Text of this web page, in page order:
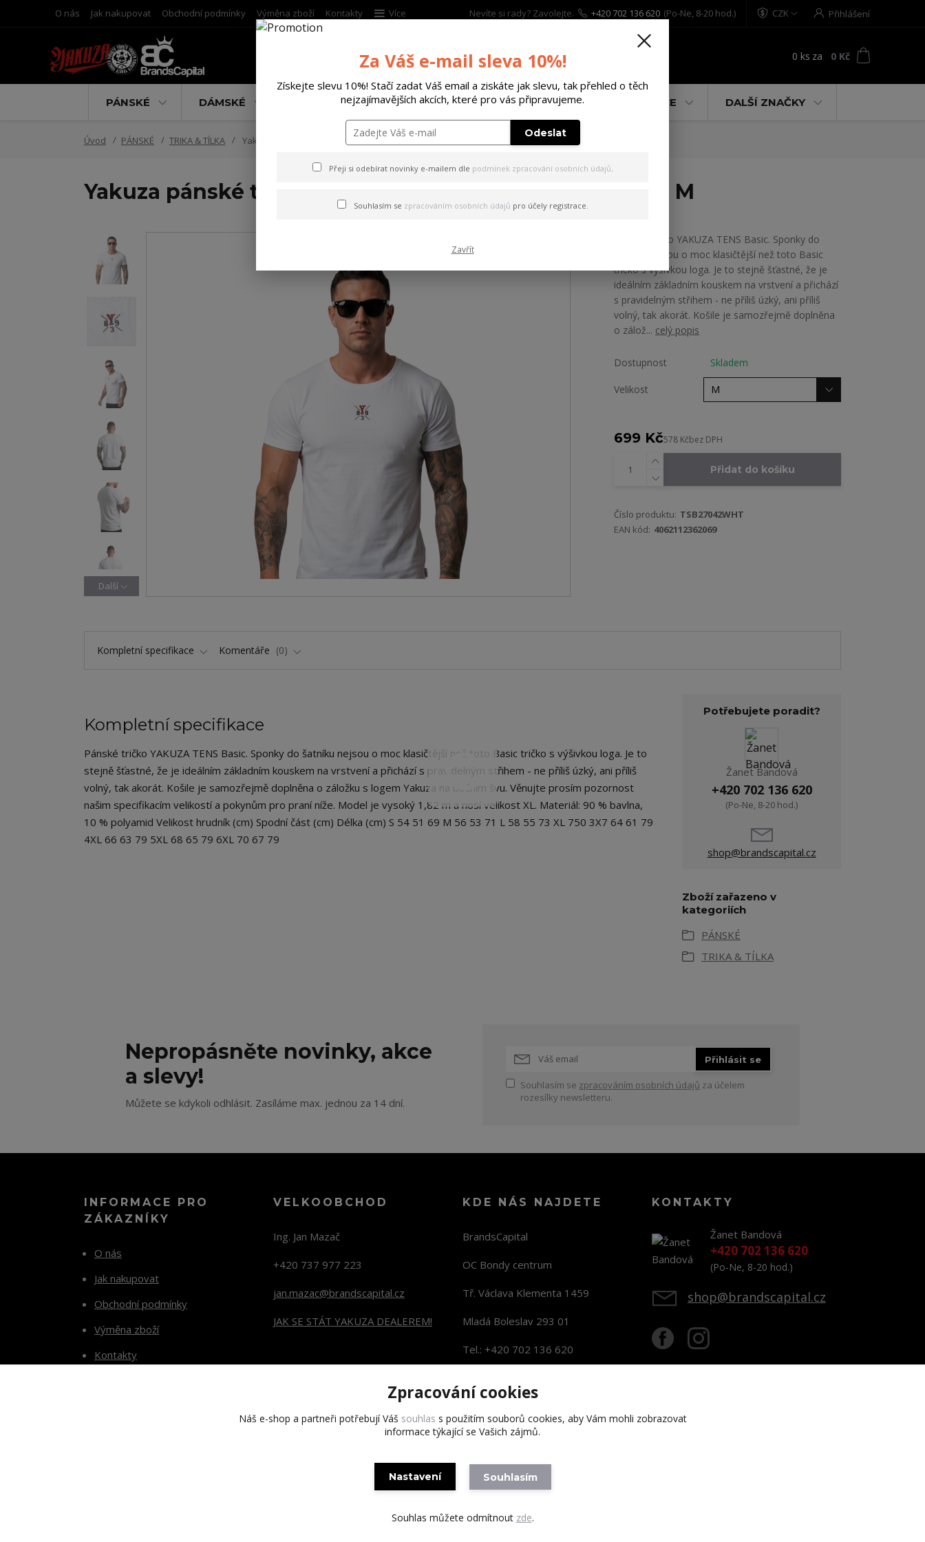
O nás Jak nakupovat Obchodní podmínky Výměna zboží Kontakty Více CZK Přihlášení
Nevíte si rady? Zavolejte. +420 702 136 620 (Po-Ne, 8-20 hod.)
0 ks za 0 Kč
PÁNSKÉ DÁMSKÉ DOPLŇKY DÁRKOVÉ POUKAZY % AKCE DALŠÍ ZNAČKY
Úvod PÁNSKÉ TRIKA & TÍLKA Yakuza pánské tričko Tens Regular Basic T-Shirt white M
Yakuza pánské tričko Tens Regular Basic T-Shirt white M
Další
Pánské tričko YAKUZA TENS Basic. Sponky do
šatníku nejsou o moc klasičtější než toto Basic
tričko s výšivkou loga. Je to stejně šťastné, že je
ideálním základním kouskem na vrstvení a přichází
s pravidelným střihem - ne příliš úzký, ani příliš
volný, tak akorát. Košile je samozřejmě doplněna
o zálož... celý popis
Dostupnost Skladem
Velikost
699 Kč578 Kčbez DPH
Přidat do košíku
Číslo produktu: TSB27042WHT
EAN kód: 4062112362069
Kompletní specifikace Komentáře 0
Kompletní specifikace
Pánské tričko YAKUZA TENS Basic. Sponky do šatníku nejsou o moc klasičtější než toto Basic tričko s výšivkou loga. Je to
stejně šťastné, že je ideálním základním kouskem na vrstvení a přichází s pravidelným střihem - ne příliš úzký, ani příliš
volný, tak akorát. Košile je samozřejmě doplněna o záložku s logem Yakuza na bočním švu. Věnujte prosím pozornost
našim specifikacím velikostí a pokynům pro praní níže. Model je vysoký 1,82 m a nosí velikost XL. Materiál: 90 % bavlna,
10 % polyamid Velikost hrudník (cm) Spodní část (cm) Délka (cm) S 54 51 69 M 56 53 71 L 58 55 73 XL 750 3X7 64 61 79
4XL 66 63 79 5XL 68 65 79 6XL 70 67 79
Potřebujete poradit?
Žanet Bandová
+420 702 136 620
(Po-Ne, 8-20 hod.)
shop@brandscapital.cz
Zboží zařazeno v
kategoriích
PÁNSKÉ
TRIKA & TÍLKA
Nepropásněte novinky, akce
a slevy!
Můžete se kdykoli odhlásit. Zasíláme max. jednou za 14 dní.
Přihlásit se
Souhlasím se zpracováním osobních údajů za účelem
rozesílky newsletteru.
INFORMACE PRO
ZÁKAZNÍKY
O nás
Jak nakupovat
Obchodní podmínky
Výměna zboží
Kontakty
VELKOOBCHOD
Ing. Jan Mazač
+420 737 977 223
jan.mazac@brandscapital.cz
JAK SE STÁT YAKUZA DEALEREM!
KDE NÁS NAJDETE
BrandsCapital
OC Bondy centrum
Tř. Václava Klementa 1459
Mladá Boleslav 293 01
Tel.: +420 702 136 620
KONTAKTY
Žanet Bandová
+420 702 136 620
(Po-Ne, 8-20 hod.)
shop@brandscapital.cz
Copyright 2020 BrandsCapital s.r.o.
Za Váš e-mail sleva 10%!
Získejte slevu 10%! Stačí zadat Váš email a ziskáte jak slevu, tak přehled o těch
nejzajímavějších akcích, které pro vás připravujeme.
Odeslat
Přeji si odebírat novinky e-mailem dle podmínek zpracování osobních údajů.
Souhlasím se zpracováním osobních údajů pro účely registrace.
Zavřít
Zpracování cookies
Náš e-shop a partneři potřebují Váš souhlas s použitím souborů cookies, aby Vám mohli zobrazovat
informace týkající se Vašich zájmů.
Nastavení Souhlasím
Souhlas můžete odmítnout zde.